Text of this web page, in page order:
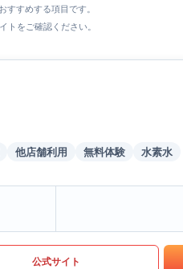
すめする項目です。
をご確認ください。
他店舗利用 無料体験 水素水
公式サイト